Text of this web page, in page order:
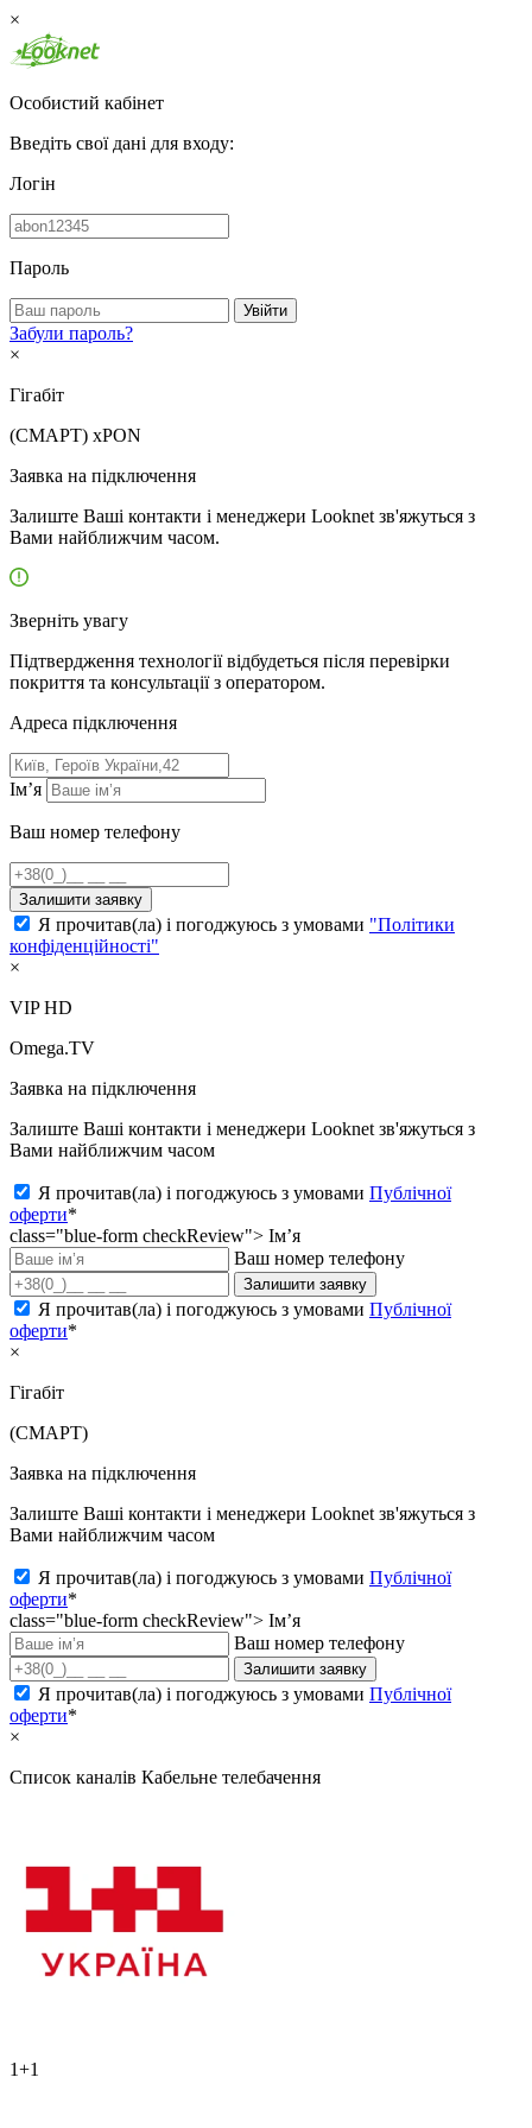
×
Особистий кабінет
Введіть свої дані для входу:
Логін
Пароль
Увійти
Забули пароль?
×
Гігабіт
(СМАРТ) xPON
Заявка на підключення
Залиште Ваші контакти і менеджери Looknet зв'яжуться з
Вами найближчим часом.
Зверніть увагу
Підтвердження технології відбудеться після перевірки
покриття та консультації з оператором.
Адресa підключення
Ім’я
Ваш номер телефону
Залишити заявку
Я прочитав(ла) і погоджуюсь з умовами "Політики
конфіденційності"
×
VIP HD
Omega.TV
Заявка на підключення
Залиште Ваші контакти і менеджери Looknet зв'яжуться з
Вами найближчим часом
Я прочитав(ла) і погоджуюсь з умовами Публічної
оферти*
class="blue-form checkReview"> Ім’я
Ваш номер телефону
Залишити заявку
Я прочитав(ла) і погоджуюсь з умовами Публічної
оферти*
×
Гігабіт
(СМАРТ)
Заявка на підключення
Залиште Ваші контакти і менеджери Looknet зв'яжуться з
Вами найближчим часом
Я прочитав(ла) і погоджуюсь з умовами Публічної
оферти*
class="blue-form checkReview"> Ім’я
Ваш номер телефону
Залишити заявку
Я прочитав(ла) і погоджуюсь з умовами Публічної
оферти*
×
Список каналів Кабельне телебачення
1+1